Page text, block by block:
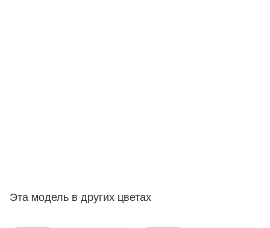
Эта модель в других цветах